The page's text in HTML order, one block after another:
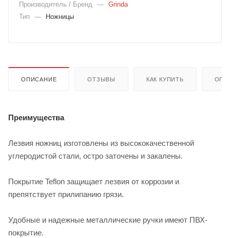
Производитель / Бренд — Grinda
Тип
— Ножницы
ОПИСАНИЕ ОТЗЫВЫ КАК КУПИТЬ
Преимущества
Лезвия ножниц изготовлены из высококачественной
углеродистой стали, остро заточены и закалены.
Покрытие Teflon защищает лезвия от коррозии и
препятствует прилипанию грязи.
Удобные и надежные металлические ручки имеют ПВХ-
покрытие.